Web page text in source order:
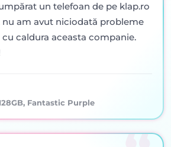
un telefoan de pe klap.ro
nu am avut niciodată probleme
caldura aceasta companie.
Fantastic Purple